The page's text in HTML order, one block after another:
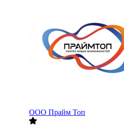
ООО Прайм Топ